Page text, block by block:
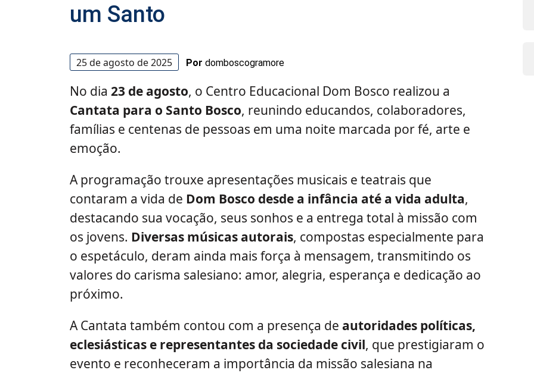
um Santo
25 de agosto de 2025 Por domboscogramore
No dia 23 de agosto, o Centro Educacional Dom Bosco realizou a
Cantata para o Santo Bosco, reunindo educandos, colaboradores,
famílias e centenas de pessoas em uma noite marcada por fé, arte e
emoção.
A programação trouxe apresentações musicais e teatrais que
contaram a vida de Dom Bosco desde a infância até a vida adulta,
destacando sua vocação, seus sonhos e a entrega total à missão com
os jovens. Diversas músicas autorais, compostas especialmente para
o espetáculo, deram ainda mais força à mensagem, transmitindo os
valores do carisma salesiano: amor, alegria, esperança e dedicação ao
próximo.
A Cantata também contou com a presença de autoridades políticas,
eclesiásticas e representantes da sociedade civil, que prestigiaram o
evento e reconheceram a importância da missão salesiana na